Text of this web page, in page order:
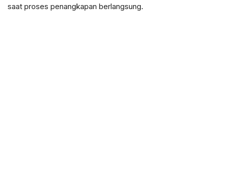
saat proses penangkapan berlangsung.